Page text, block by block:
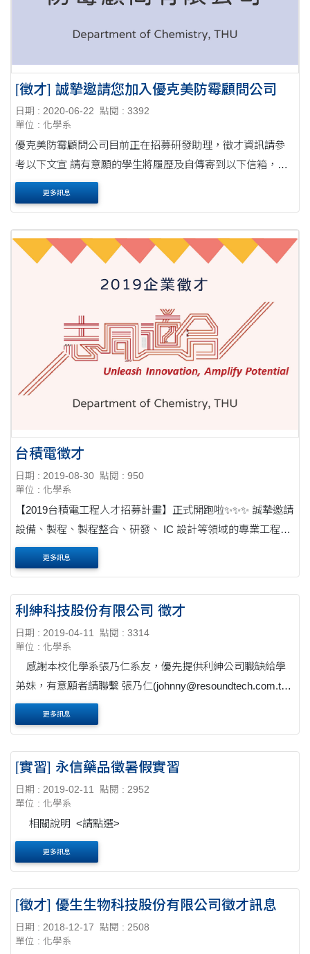
[徵才] 誠摯邀請您加入優克美防霉顧問公司
日期 : 2020-06-22
點閱 : 3392
單位 : 化學系
優克美防霉顧問公司目前正在招募研發助理，徵才資訊請參
考以下文宣 請有意願的學生將履歷及自傳寄到以下信箱，我
們將盡快安排面試，任何問題歡迎隨時與我們聯繫。 聯絡信
箱: 康小姐Nicole/ 陳小姐Casey hr@asiaycm....
更多訊息
台積電徵才
日期 : 2019-08-30 點閱 : 950
單位 : 化學系
【2019台積電工程人才招募計畫】正式開跑啦✨✨✨ 誠摯邀請
設備、製程、製程整合、研發、 IC 設計等領域的專業工程人
才
更多訊息
利紳科技股份有限公司 徵才
日期 : 2019-04-11
點閱 : 3314
單位 : 化學系
感謝本校化學系張乃仁系友，優先提供利紳公司職缺給學
弟妹，有意願者請聯繫 張乃仁(johnny@resoundtech.com.tw)
系友。 【職缺細節】 職位：研發工程師 學歷：化學相關科系
碩士畢業 經歷：無限制 薪資：35~43K....
更多訊息
[實習] 永信藥品徵暑假實習
日期 : 2019-02-11
點閱 : 2952
單位 : 化學系
相關說明 <請點選>
更多訊息
[徵才] 優生生物科技股份有限公司徵才訊息
日期 : 2018-12-17
點閱 : 2508
單位 : 化學系